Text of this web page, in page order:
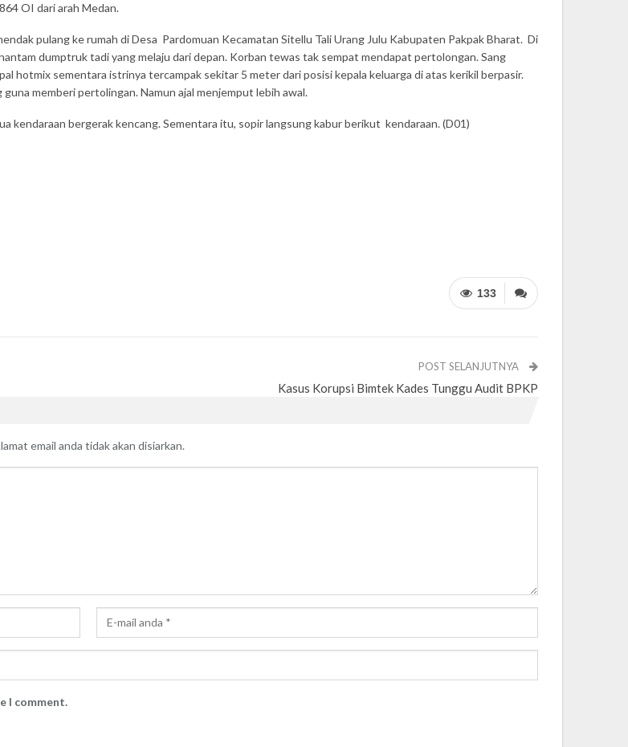
OI dari arah Medan.
pulang ke rumah di Desa Pardomuan Kecamatan Sitellu Tali Urang Julu Kabupaten Pakpak Bharat. Di
dumptruk tadi yang melaju dari depan. Korban tewas tak sempat mendapat pertolongan. Sang
hotmix sementara istrinya tercampak sekitar 5 meter dari posisi kepala keluarga di atas kerikil berpasir.
guna memberi pertolingan. Namun ajal menjemput lebih awal.
kendaraan bergerak kencang. Sementara itu, sopir langsung kabur berikut kendaraan. (D01)
133
POST SELANJUTNYA
Kasus Korupsi Bimtek Kades Tunggu Audit BPKP
email anda tidak akan disiarkan.
I comment.